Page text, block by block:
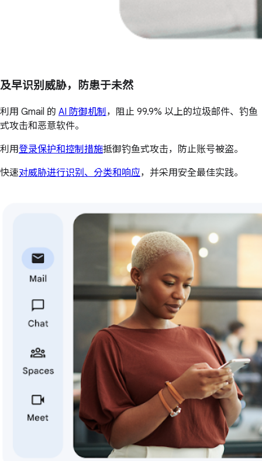
及早识别威胁，防患于未然
利用 Gmail 的 AI 防御机制，阻止 99.9% 以上的垃圾邮件、钓鱼
式攻击和恶意软件。
利用登录保护和控制措施抵御钓鱼式攻击，防止账号被盗。
快速对威胁进行识别、分类和响应，并采用安全最佳实践。